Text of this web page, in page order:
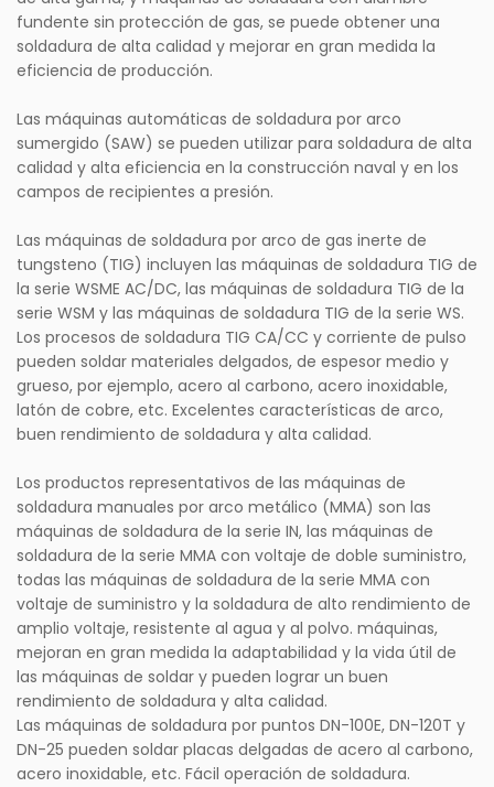
fundente sin protección de gas, se puede obtener una
soldadura de alta calidad y mejorar en gran medida la
eficiencia de producción.
Las máquinas automáticas de soldadura por arco
sumergido (SAW) se pueden utilizar para soldadura de alta
calidad y alta eficiencia en la construcción naval y en los
campos de recipientes a presión.
Las máquinas de soldadura por arco de gas inerte de
tungsteno (TIG) incluyen las máquinas de soldadura TIG de
la serie WSME AC/DC, las máquinas de soldadura TIG de la
serie WSM y las máquinas de soldadura TIG de la serie WS.
Los procesos de soldadura TIG CA/CC y corriente de pulso
pueden soldar materiales delgados, de espesor medio y
grueso, por ejemplo, acero al carbono, acero inoxidable,
latón de cobre, etc. Excelentes características de arco,
buen rendimiento de soldadura y alta calidad.
Los productos representativos de las máquinas de
soldadura manuales por arco metálico (MMA) son las
máquinas de soldadura de la serie IN, las máquinas de
soldadura de la serie MMA con voltaje de doble suministro,
todas las máquinas de soldadura de la serie MMA con
voltaje de suministro y la soldadura de alto rendimiento de
amplio voltaje, resistente al agua y al polvo. máquinas,
mejoran en gran medida la adaptabilidad y la vida útil de
las máquinas de soldar y pueden lograr un buen
rendimiento de soldadura y alta calidad.
Las máquinas de soldadura por puntos DN-100E, DN-120T y
DN-25 pueden soldar placas delgadas de acero al carbono,
acero inoxidable, etc. Fácil operación de soldadura.